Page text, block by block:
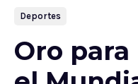
Deportes
Oro